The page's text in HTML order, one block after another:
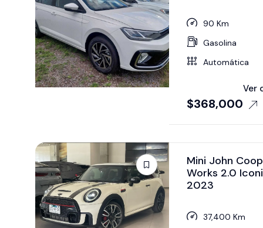
90 Km
Gasolina
Automática
$368,000
Ver
Mini John
Works 2.0
2023
37,400 Km